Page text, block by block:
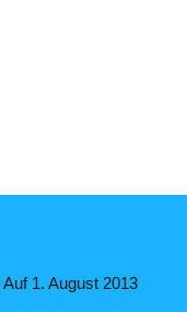
Auf 1. August 2013